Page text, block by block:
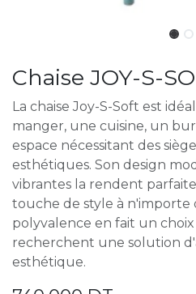
Chaise JOY-S-
La chaise Joy-S-Soft est
manger, une cuisine, un
espace nécessitant des
esthétiques. Son design
vibrantes la rendent
touche de style à n'importe
polyvalence en fait un
recherchent une solution
esthétique.